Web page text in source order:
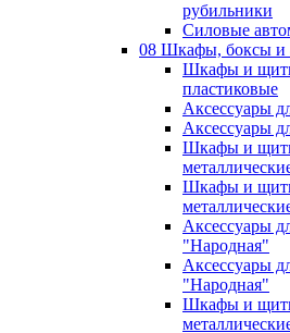
рубильники
Силовые
08 Шкафы, боксы и
Шкафы и
пластиковые
Аксессуары
Аксессуары
Шкафы и
Шкафы и
Аксессуары
"Народная"
Аксессуары
"Народная"
Шкафы и